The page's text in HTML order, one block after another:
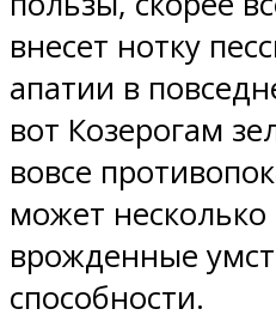
внесет нотку
апатии в
вот Козерогам
вовсе
может
врожденные
способности.